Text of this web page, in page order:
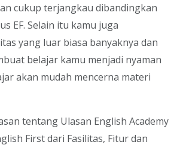
cukup terjangkau dibandingkan
EF. Selain itu kamu juga
yang luar biasa banyaknya dan
belajar kamu menjadi nyaman
akan mudah mencerna materi
tentang Ulasan English Academy
First dari Fasilitas, Fitur dan